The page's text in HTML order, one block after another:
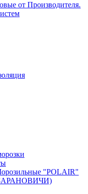
от Производителя.
"POLAIR"